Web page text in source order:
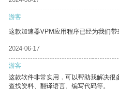
游客
这款加速器VPM应用程序已经为我们带
2024-06-17
游客
这款软件非常实用，可以帮助我解决很
查找资料、翻译语言、编写代码等。